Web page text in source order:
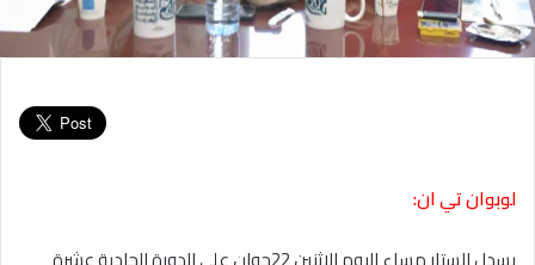
لوبوان تي ان: